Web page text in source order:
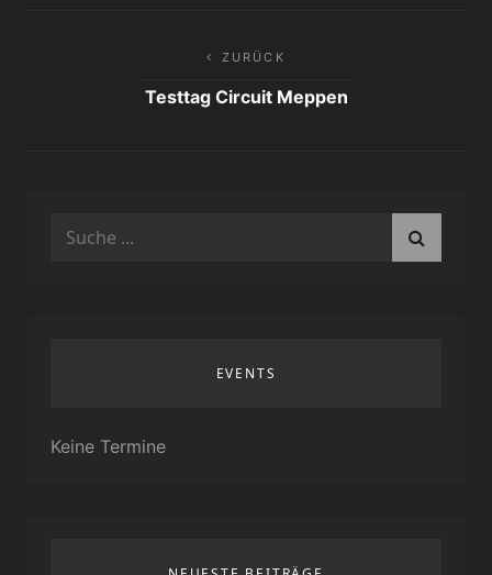
ZURÜCK
Testtag Circuit Meppen
Search
EVENTS
Keine Termine